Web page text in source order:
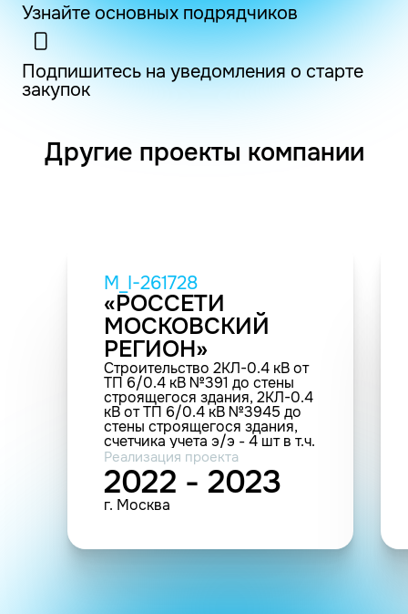
Узнайте основных подрядчиков
Подпишитесь на уведомления о старте
закупок
Другие проекты компании
M_I-261728
«РОССЕТИ
МОСКОВСКИЙ
РЕГИОН»
Строительство 2КЛ-0.4 кВ от
ТП 6/0.4 кВ №391 до стены
строящегося здания, 2КЛ-0.4
кВ от ТП 6/0.4 кВ №3945 до
стены строящегося здания,
счетчика учета э/э - 4 шт в т.ч.
ПИР: г.Москва, 2-й
Южнопортовый проезд (1.2
км; 200 п.м.; 4 т.у.)
Реализация проекта
2022 - 2023
г. Москва